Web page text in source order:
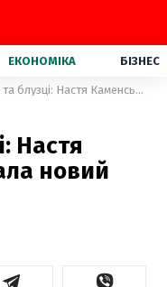
ЕКОНОМІКА БІЗНЕС
У спідниці та блузці: Настя Каменських показала новий образ – відео
Настя
новий